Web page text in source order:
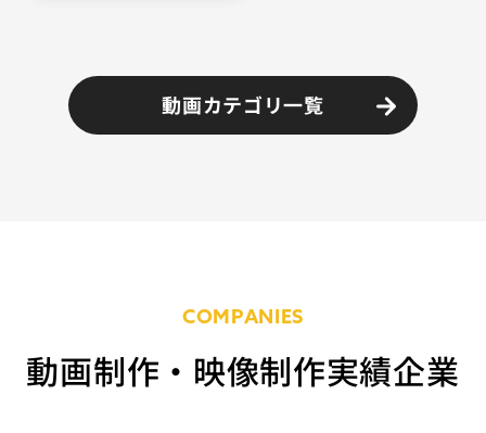
動画カテゴリ一覧
COMPANIES
動画制作・映像制作実績企業